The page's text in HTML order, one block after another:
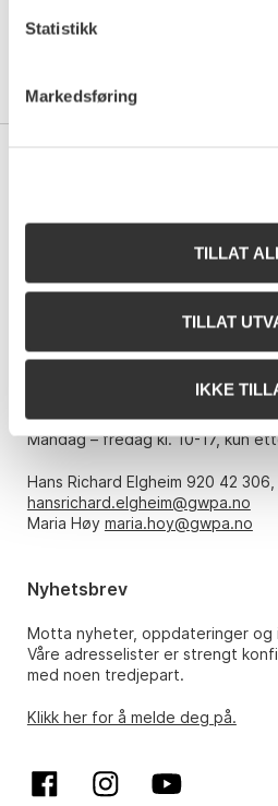
Statistikk
Markedsføring
TILLAT
TILLAT
IKKE
Grev Wedels Plass Auksjoner AS
post@gwpa.no
Mandag – fredag kl. 10-17, kun
Hans Richard Elgheim 920 42 306,
hansrichard.elgheim@gwpa.no
Maria Høy maria.hoy@gwpa.no
Nyhetsbrev
Motta nyheter, oppdateringer og
Våre adresselister er strengt
med noen tredjepart.
Klikk her for å melde deg på.